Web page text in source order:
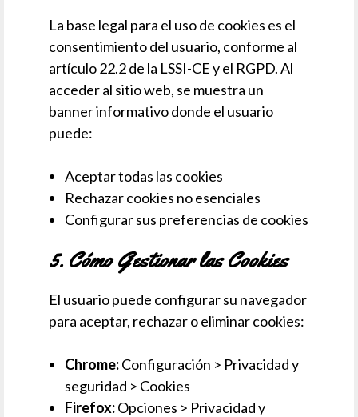
La base legal para el uso de cookies es el
consentimiento del usuario, conforme al
artículo 22.2 de la LSSI-CE y el RGPD. Al
acceder al sitio web, se muestra un
banner informativo donde el usuario
puede:
Aceptar todas las cookies
Rechazar cookies no esenciales
Configurar sus preferencias de cookies
5. Cómo Gestionar las Cookies
El usuario puede configurar su navegador
para aceptar, rechazar o eliminar cookies:
Chrome:Configuración > Privacidad y
seguridad > Cookies
Firefox:Opciones > Privacidad y